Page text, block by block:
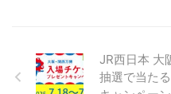
JR西日本 大
抽選で当た